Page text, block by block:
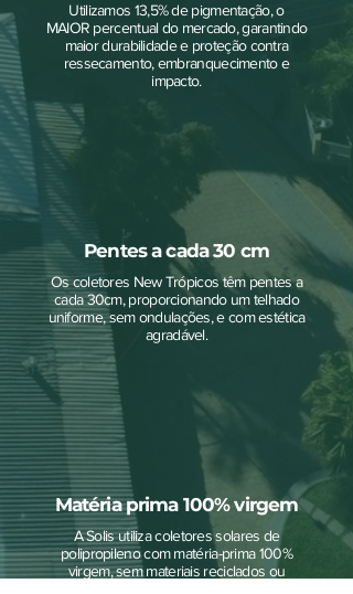
Utilizamos 13,5% de pigmentação, o
MAIOR percentual do mercado, garantindo
maior durabilidade e proteção contra
ressecamento, embranquecimento e
impacto.
Pentes a cada 30 cm
Os coletores New Trópicos têm pentes a
cada 30cm, proporcionando um telhado
uniforme, sem ondulações, e com estética
agradável.
Matéria prima 100% virgem
A Solis utiliza coletores solares de
polipropileno com matéria-prima 100%
virgem, sem materiais reciclados ou